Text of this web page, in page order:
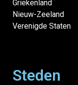
Griekenland
Nieuw-Zeeland
Verenigde Staten
Steden